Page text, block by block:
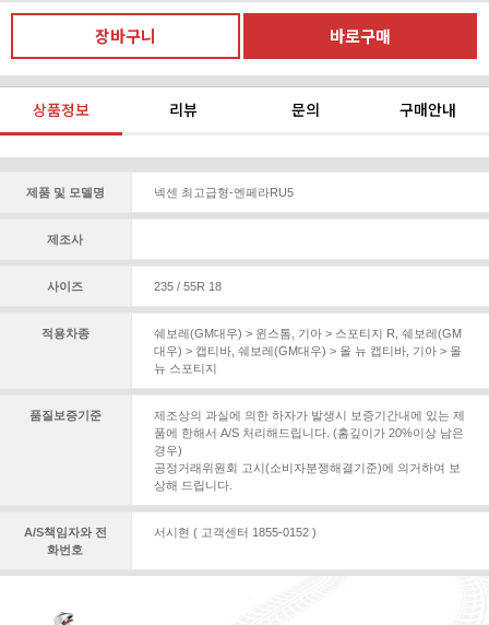
상품정보 리뷰 문의 구매안내
제품 및 모델명 넥센 최고급형-엔페라RU5
제조사
사이즈 235 / 55R 18
적용차종 쉐보레(GM대우) > 윈스톰 기아 > 스포티지 R 쉐보레(GM
대우) > 캡티바, 쉐보레(GM대우) > 올 뉴 캡티바, 기아 > 올
뉴 스포티지
품질보증기준
제조상의 과실에 의한 하자가 발생시 보증기간내에 있는 제
품에 한해서 A/S 처리해드립니다. (홈깊이가 20%이상 남은
경우)
공정거래위원회 고시(소비자분쟁해결기준)에 의거하여 보
상해 드립니다.
A/S책임자와 전
화번호
서시현 ( 고객센터 1855-0152 )